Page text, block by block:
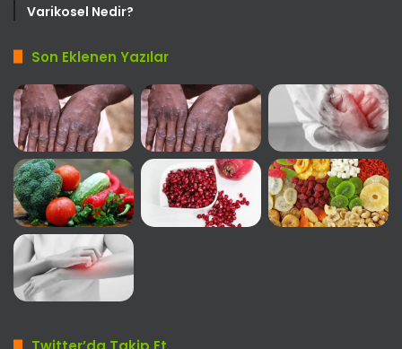
Varikosel Nedir?
Son Eklenen Yazılar